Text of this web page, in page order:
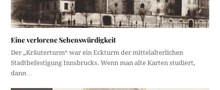
Eine verlorene Sehenswürdigkeit
Der „Kräuterturm“ war ein Eckturm der mittelalterlichen
Stadtbefestigung Innsbrucks. Wenn man alte Karten studiert,
dann…